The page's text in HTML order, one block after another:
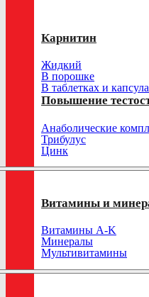
Карнитин
Жидкий
В порошке
В таблетках и
Повышение
Анаболические
Трибулус
Цинк
Витамины и
Витамины A-K
Минералы
Мультивитамины